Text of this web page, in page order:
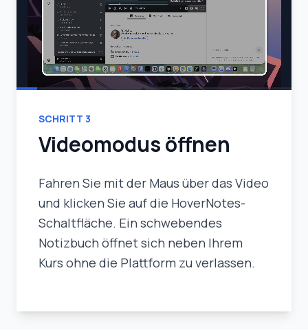
SCHRITT 3
Videomodus öffnen
Fahren Sie mit der Maus über das Video
und klicken Sie auf die HoverNotes-
Schaltfläche. Ein schwebendes
Notizbuch öffnet sich neben Ihrem
Kurs ohne die Plattform zu verlassen.